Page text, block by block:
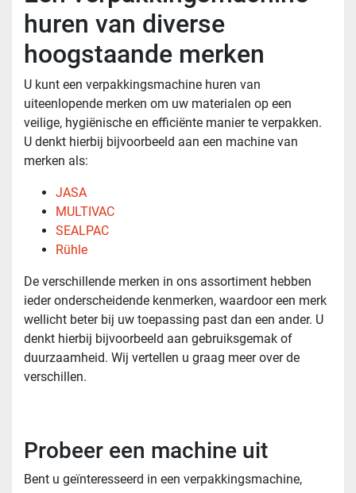
huren van diverse
hoogstaande merken
U kunt een verpakkingsmachine huren van
uiteenlopende merken om uw materialen op een
veilige, hygiënische en efficiënte manier te verpakken.
U denkt hierbij bijvoorbeeld aan een machine van
merken als:
JASA
MULTIVAC
SEALPAC
Rühle
De verschillende merken in ons assortiment hebben
ieder onderscheidende kenmerken, waardoor een merk
wellicht beter bij uw toepassing past dan een ander. U
denkt hierbij bijvoorbeeld aan gebruiksgemak of
duurzaamheid. Wij vertellen u graag meer over de
verschillen.
Probeer een machine uit
Bent u geïnteresseerd in een verpakkingsmachine,